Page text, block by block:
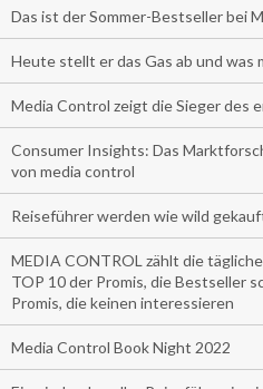
Das ist der Sommer-Bestseller bei
Heute stellt er das Gas ab und was
Media Control zeigt die Sieger des
Consumer Insights: Das
von media control
Reiseführer werden wie wild
MEDIA CONTROL zählt die
TOP 10 der Promis, die Bestseller
Promis, die keinen interessieren
Media Control Book Night 2022